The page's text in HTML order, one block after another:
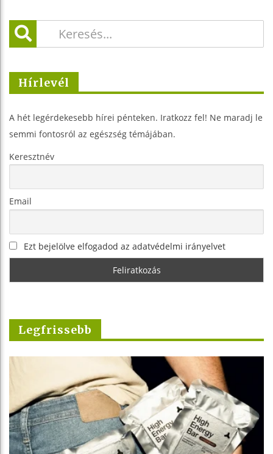
Hírlevél
A hét legérdekesebb hírei pénteken. Iratkozz fel! Ne maradj le
semmi fontosról az egészség témájában.
Keresztnév
Email
Ezt bejelölve elfogadod az adatvédelmi irányelvet
Legfrissebb